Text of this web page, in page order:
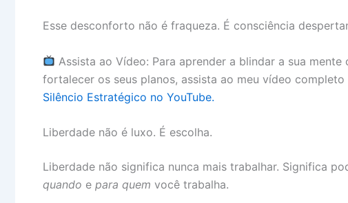
Esse desconforto não é fraqueza. É consciência
Assista ao Vídeo: Para aprender a blindar a sua
fortalecer os seus planos, assista ao meu vídeo completo
Silêncio Estratégico no YouTube.
Liberdade não é luxo. É escolha.
Liberdade não significa nunca mais trabalhar. Significa
quando e para quem você trabalha.